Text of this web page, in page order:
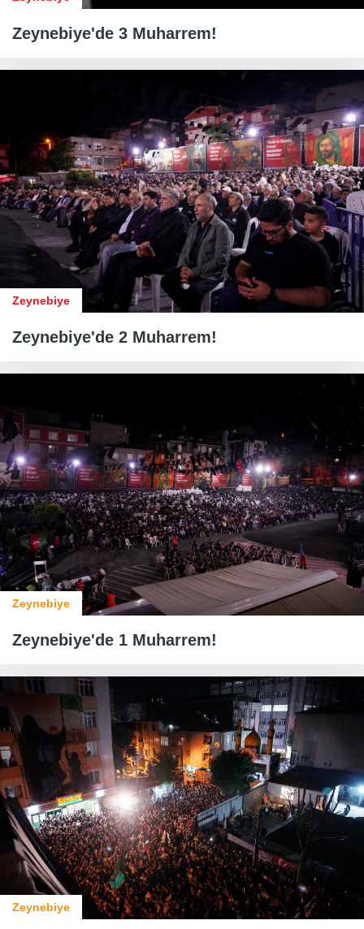
Zeynebiye'de 3 Muharrem!
Zeynebiye
Zeynebiye'de 2 Muharrem!
Zeynebiye
Zeynebiye'de 1 Muharrem!
Zeynebiye